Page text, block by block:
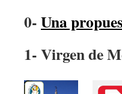
0-Una
1- Virgen de